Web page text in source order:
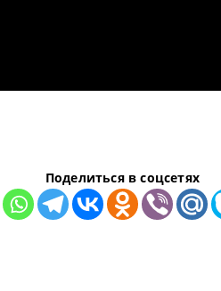
Поделиться в соцсетях